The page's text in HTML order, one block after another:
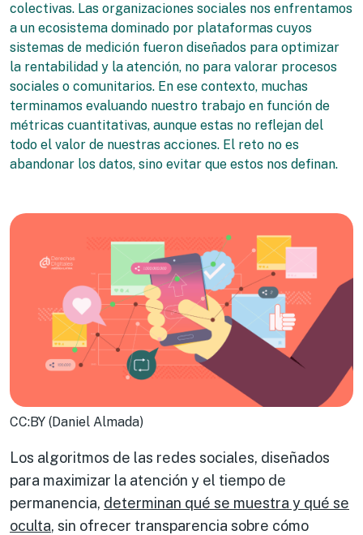
colectivas. Las organizaciones sociales nos enfrentamos
a un ecosistema dominado por plataformas cuyos
sistemas de medición fueron diseñados para optimizar
la rentabilidad y la atención, no para valorar procesos
sociales o comunitarios. En ese contexto, muchas
terminamos evaluando nuestro trabajo en función de
métricas cuantitativas, aunque estas no reflejan del
todo el valor de nuestras acciones. El reto no es
abandonar los datos, sino evitar que estos nos definan.
CC:BY (Daniel Almada)
Los algoritmos de las redes sociales, diseñados
para maximizar la atención y el tiempo de
permanencia, determinan qué se muestra y qué se
oculta, sin ofrecer transparencia sobre cómo